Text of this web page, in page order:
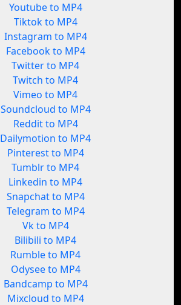
Youtube to MP4
Tiktok to MP4
Instagram to MP4
Facebook to MP4
Twitter to MP4
Twitch to MP4
Vimeo to MP4
Soundcloud to MP4
Reddit to MP4
Dailymotion to MP4
Pinterest to MP4
Tumblr to MP4
Linkedin to MP4
Snapchat to MP4
Telegram to MP4
Vk to MP4
Bilibili to MP4
Rumble to MP4
Odysee to MP4
Bandcamp to MP4
Mixcloud to MP4